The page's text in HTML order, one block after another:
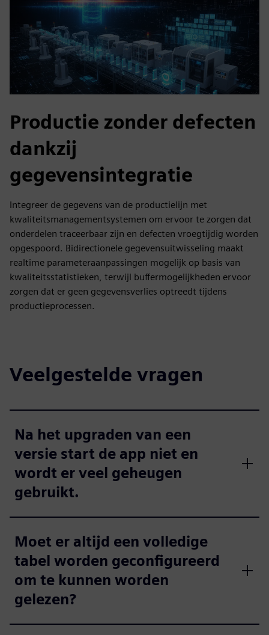
Productie zonder defecten
dankzij
gegevensintegratie
Integreer de gegevens van de productielijn met
kwaliteitsmanagementsystemen om ervoor te zorgen dat
onderdelen traceerbaar zijn en defecten vroegtijdig worden
opgespoord. Bidirectionele gegevensuitwisseling maakt
realtime parameteraanpassingen mogelijk op basis van
kwaliteitsstatistieken, terwijl buffermogelijkheden ervoor
zorgen dat er geen gegevensverlies optreedt tijdens
productieprocessen.
Veelgestelde vragen
Na het upgraden van een
versie start de app niet en
wordt er veel geheugen
gebruikt.
Moet er altijd een volledige
tabel worden geconfigureerd
om te kunnen worden
gelezen?